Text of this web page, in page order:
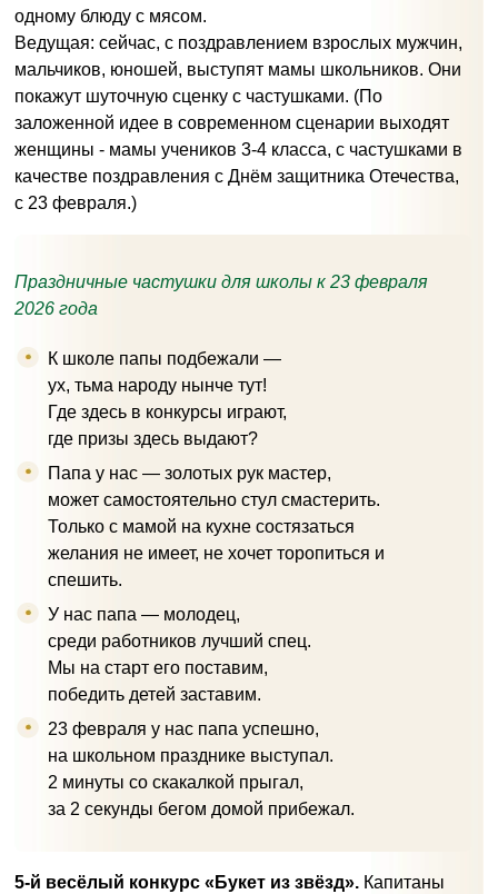
одному блюду с мясом.
Ведущая: сейчас, с поздравлением взрослых мужчин,
мальчиков, юношей, выступят мамы школьников. Они
покажут шуточную сценку с частушками. (По
заложенной идее в современном сценарии выходят
женщины - мамы учеников 3-4 класса, с частушками в
качестве поздравления с Днём защитника Отечества,
с 23 февраля.)
Праздничные частушки для школы к 23 февраля
2026 года
К школе папы подбежали —
ух, тьма народу нынче тут!
Где здесь в конкурсы играют,
где призы здесь выдают?
Папа у нас — золотых рук мастер,
может самостоятельно стул смастерить.
Только с мамой на кухне состязаться
желания не имеет, не хочет торопиться и
спешить.
У нас папа — молодец,
среди работников лучший спец.
Мы на старт его поставим,
победить детей заставим.
23 февраля у нас папа успешно,
на школьном празднике выступал.
2 минуты со скакалкой прыгал,
за 2 секунды бегом домой прибежал.
5-й весёлый конкурс «Букет из звёзд». Капитаны